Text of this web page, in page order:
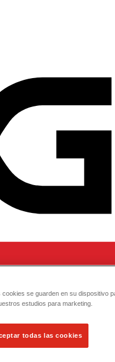
se guarden en su dispositivo
estudios para marketing.
todas las cookies